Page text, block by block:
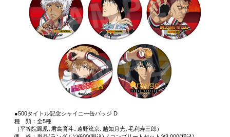
●500タイトル記念シャイニー缶バッジ D
種 類：全5種
（平等院鳳凰､君島育斗､遠野篤京､越知月光､毛利寿三郎）